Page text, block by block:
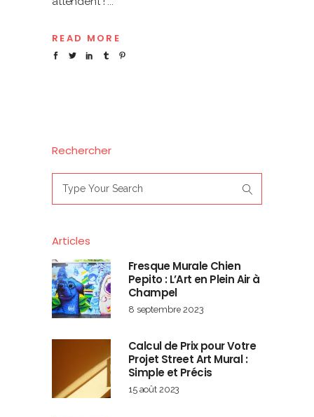
READ MORE
Rechercher
for:
Articles
Fresque Murale Chien
Pepito : L’Art en Plein Air à
Champel
8 septembre 2023
Calcul de Prix pour Votre
Projet Street Art Mural :
Simple et Précis
15 août 2023